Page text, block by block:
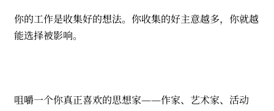
你的工作是收集好的想法。你收集的好主意越多，你就越
能选择被影响。
咀嚼一个你真正喜欢的思想家——作家、艺术家、活动